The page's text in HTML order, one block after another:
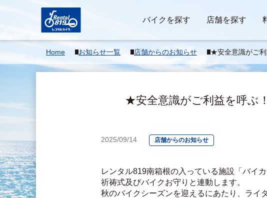
バイクを探す 店舗を探す
Home お知らせ一覧 店舗からのお知らせ
★安全意識がご
ラダイス交通安
★安全意識がご利益を呼ぶ
2025/09/14 店舗からのお知らせ
レンタル819南箱根の入っている施設「バイ
祈祷式及びバイクお守りと連動します。
秋のバイクシーズンを迎えるにあたり、ライ